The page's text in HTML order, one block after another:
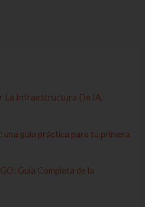
La Infraestructura De IA,
una guía práctica para tu primera
Guía Completa de la